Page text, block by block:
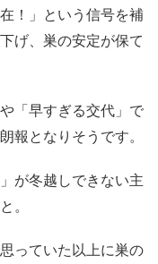
！」という信号を補
げ、巣の安定が保て
「早すぎる交代」で
報となりそうです。
が冬越しできない主
。
っていた以上に巣の